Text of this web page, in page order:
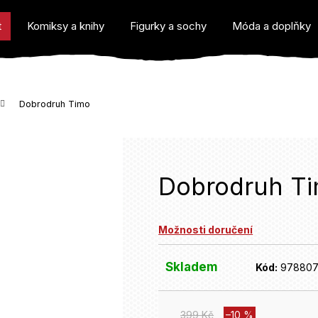
Komiksy a knihy Figurky a sochy Móda a doplňky
Dobrodruh Timo
Dobrodruh
Možnosti doručení
Skladem Kód:
399 Kč –10 %